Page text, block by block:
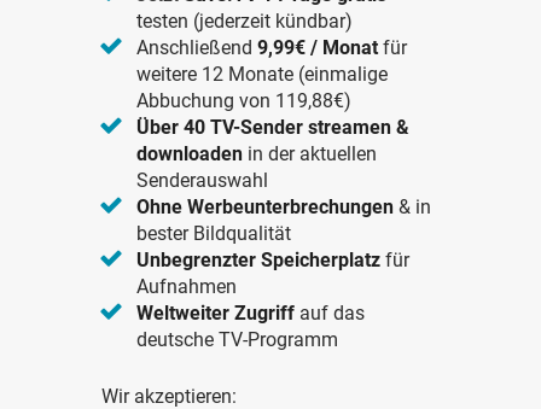
testen (jederzeit kündbar)
Anschließend9,99€ / Monat für
weitere 12 Monate (einmalige
Abbuchung von 119,88€)
Über 40 TV-Sender streamen &
downloaden in der aktuellen
Senderauswahl
Ohne Werbeunterbrechungen & in
bester Bildqualität
Unbegrenzter Speicherplatz für
Aufnahmen
Weltweiter Zugriff auf das
deutsche TV-Programm
Wir akzeptieren: